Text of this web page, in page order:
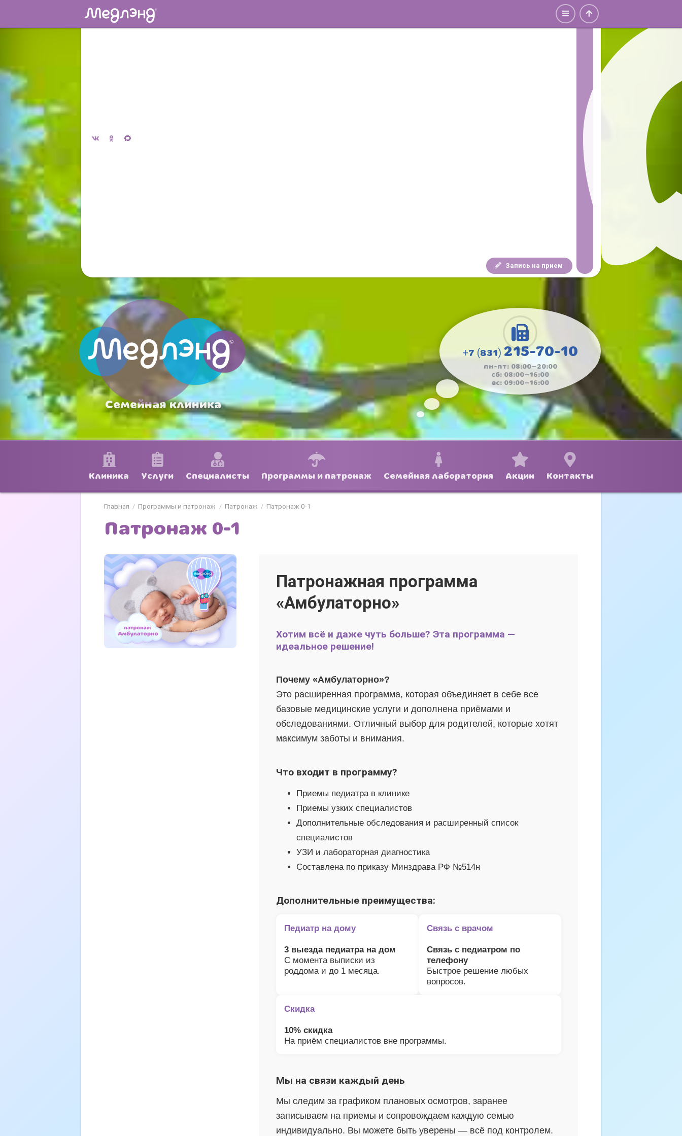
Запись на прием
Семейная клиника
+7 (831) 215-70-10
пн-пт: 08:00—20:00
сб: 08:00—16:00
вс: 09:00—16:00
Клиника Услуги Специалисты Программы и патронаж Семейная лаборатория Акции Контакты
Главная / Программы и патронаж / Патронаж / Патронаж 0-1
Патронаж 0-1
Патронажная программа
«Амбулаторно»
Хотим всё и даже чуть больше? Эта программа —
идеальное решение!
Почему «Амбулаторно»?
Это расширенная программа, которая объединяет в себе все
базовые медицинские услуги и дополнена приёмами и
обследованиями. Отличный выбор для родителей, которые хотят
максимум заботы и внимания.
Что входит в программу?
Приемы педиатра в клинике
Приемы узких специалистов
Дополнительные обследования и расширенный список
специалистов
УЗИ и лабораторная диагностика
Составлена по приказу Минздрава РФ №514н
Дополнительные преимущества:
Педиатр на дому
3 выезда педиатра на дом
С момента выписки из
роддома и до 1 месяца.
Связь с врачом
Связь с педиатром по
телефону
Быстрое решение любых
вопросов.
Скидка
10% скидка
На приём специалистов вне программы.
Мы на связи каждый день
Мы следим за графиком плановых осмотров, заранее
записываем на приемы и сопровождаем каждую семью
индивидуально. Вы можете быть уверены — всё под контролем.
Боль и дискомфорт — не норма!
Консультация ортопеда +
Вас или вашего ребёнка беспокоят:
- боли в спине, шее, коленях или ногах?
- последствия травм, растяжений или ушибов?
- сутулость, неправильная осанка?
В «Медлэнд» принимает известный ортопед-
травматолог Шехмаметьев Али Зарефуллович